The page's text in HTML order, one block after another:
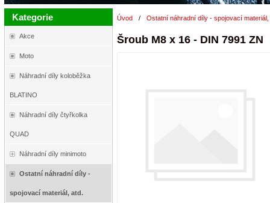
Kategorie
Akce
Moto
Náhradní díly koloběžka
BLATINO
Náhradní díly čtyřkolka
QUAD
Náhradní díly minimoto
Ostatní náhradní díly -
spojovací materiál, atd.
Úvod / Ostatní náhradní díly - spojovací materiál,
Šroub M8 x 16 - DIN 7991 ZN